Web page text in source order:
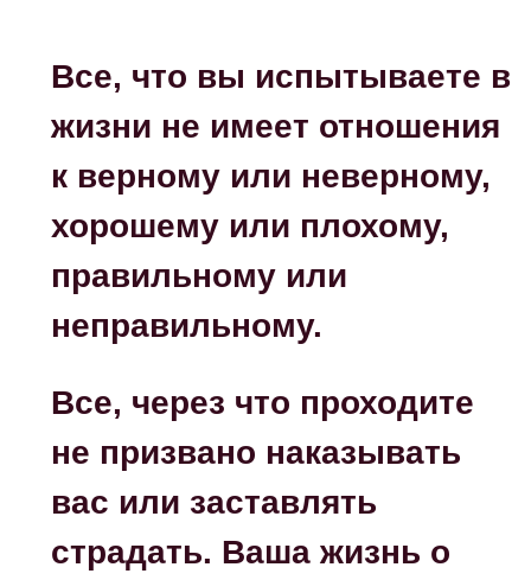
Все, что вы испытываете в
жизни не имеет отношения
к верному или неверному,
хорошему или плохому,
правильному или
неправильному.
Все, через что проходите
не призвано наказывать
вас или заставлять
страдать. Ваша жизнь о